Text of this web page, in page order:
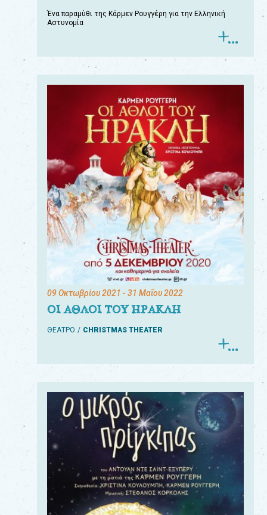
Ένα παραμύθι της Κάρμεν Ρουγγέρη για την Ελληνική
Αστυνομία
09 Οκτωβρίου 2021 - 31 Μαΐου 2022
ΟΙ ΑΘΛΟΙ ΤΟΥ ΗΡΑΚΛΗ
ΘΕΑΤΡΟ CHRISTMAS THEATER